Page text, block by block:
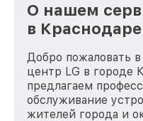
О нашем
в Краснодаре
Добро пожаловать
центр LG в городе
предлагаем
обслуживание
жителей города и